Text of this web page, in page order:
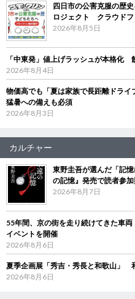
四日市の公害克服の歴
ロジェクト クラウドフ
2026年8月5日
「中東発」値上げラッシュが本格化
2026年8月4日
物価高でも「夏は家族で長距離ドラ
猛暑への備えも必須
2026年8月3日
カルチャー
東野圭吾が選んだ「記
の記憶』発売で読者参
2026年8月7日
55年間、京の街を走り続けてきた車
イベントを開催
2026年8月6日
夏季企画展「秀吉・秀長と和歌山」
2026年8月6日